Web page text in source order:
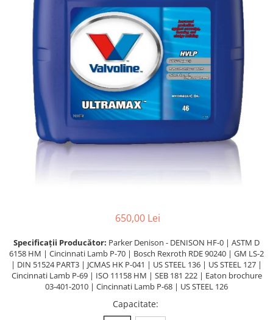
Lichide Întreținere
Aditivi
Lichide Întreținere Autoturisme
Lichide Întreținere Camioane
Lichide Întreținere Motociclete
Lichide Întreținere Utilaje
650,00 Lei
Specificații Producător: Parker Denison - DENISON HF-0 | ASTM D
6158 HM | Cincinnati Lamb P-70 | Bosch Rexroth RDE 90240 | GM LS-2
| DIN 51524 PART3 | JCMAS HK P-041 | US STEEL 136 | US STEEL 127 |
Cincinnati Lamb P-69 | ISO 11158 HM | SEB 181 222 | Eaton brochure
03-401-2010 | Cincinnati Lamb P-68 | US STEEL 126
Capacitate: